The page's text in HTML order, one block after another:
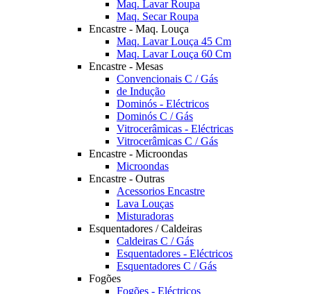
Maq. Lavar Roupa
Maq. Secar Roupa
Encastre - Maq. Louça
Maq. Lavar Louça 45 Cm
Maq. Lavar Louça 60 Cm
Encastre - Mesas
Convencionais C / Gás
de Indução
Dominós - Eléctricos
Dominós C / Gás
Vitrocerâmicas - Eléctricas
Vitrocerâmicas C / Gás
Encastre - Microondas
Microondas
Encastre - Outras
Acessorios Encastre
Lava Louças
Misturadoras
Esquentadores / Caldeiras
Caldeiras C / Gás
Esquentadores - Eléctricos
Esquentadores C / Gás
Fogões
Fogões - Eléctricos